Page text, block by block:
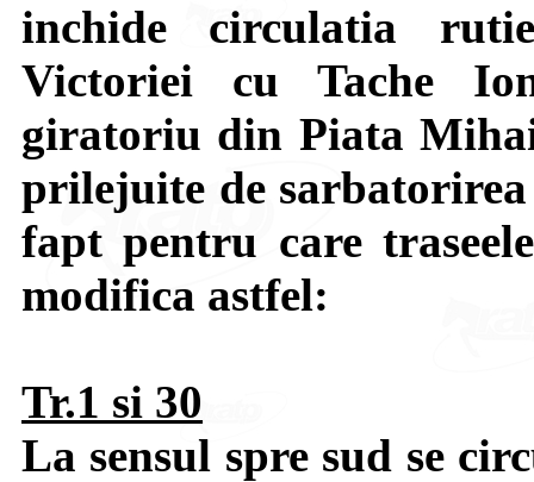
inchide circulatia
Victoriei cu Tache
giratoriu din Piata
prilejuite de
fapt pentru care
modifica astfel:
Tr.1 si 30
La sensul spre sud se